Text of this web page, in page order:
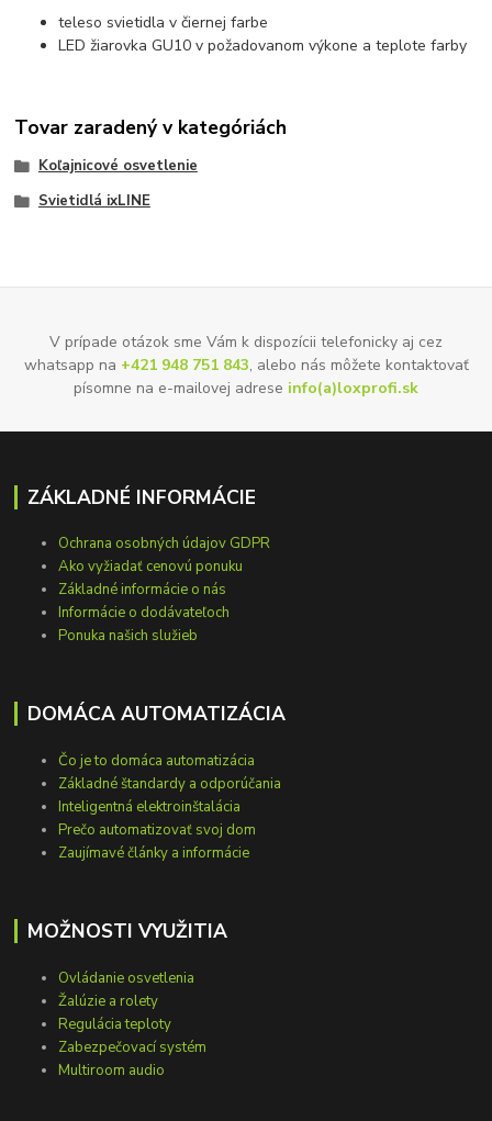
teleso svietidla v čiernej farbe
LED žiarovka GU10 v požadovanom výkone a teplote farby
Tovar zaradený v kategóriách
Koľajnicové osvetlenie
Svietidlá ixLINE
V prípade otázok sme Vám k dispozícii telefonicky aj cez
whatsapp na +421 948 751 843, alebo nás môžete kontaktovať
písomne na e-mailovej adrese info(a)loxprofi.sk
ZÁKLADNÉ INFORMÁCIE
Ochrana osobných údajov GDPR
Ako vyžiadať cenovú ponuku
Základné informácie o nás
Informácie o dodávateľoch
Ponuka našich služieb
DOMÁCA AUTOMATIZÁCIA
Čo je to domáca automatizácia
Základné štandardy a odporúčania
Inteligentná elektroinštalácia
Prečo automatizovať svoj dom
Zaujímavé články a informácie
MOŽNOSTI VYUŽITIA
Ovládanie osvetlenia
Žalúzie a rolety
Regulácia teploty
Zabezpečovací systém
Multiroom audio